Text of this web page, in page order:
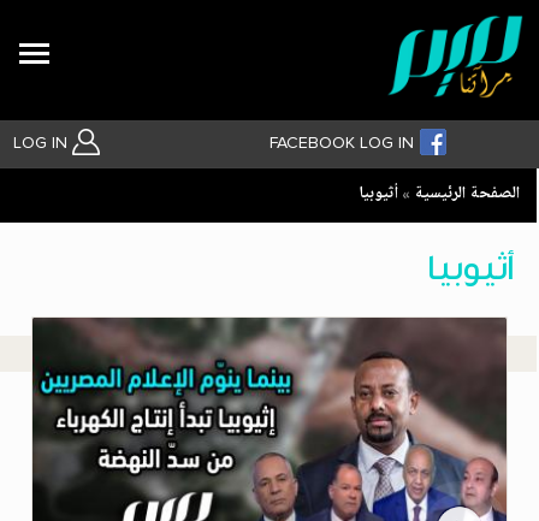
LOG IN FACEBOOK LOG IN
Breadcrumb
الصفحة الرئيسية أثيوبيا
أثيوبيا